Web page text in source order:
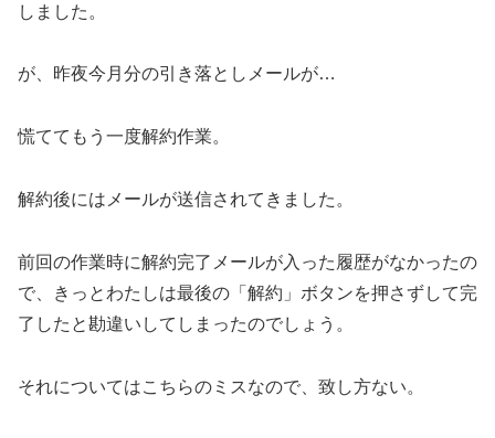
しました。
が、昨夜今月分の引き落としメールが…
慌ててもう一度解約作業。
解約後にはメールが送信されてきました。
前回の作業時に解約完了メールが入った履歴がなかったの
で、きっとわたしは最後の「解約」ボタンを押さずして完
了したと勘違いしてしまったのでしょう。
それについてはこちらのミスなので、致し方ない。